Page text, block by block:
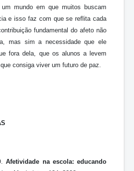
mundo em que muitos buscam
e isso faz com que se reflita cada
fundamental do afeto não
mas sim a necessidade que ele
fora dela, que os alunos a levem
consiga viver um futuro de paz.
Afetividade na escola: educando